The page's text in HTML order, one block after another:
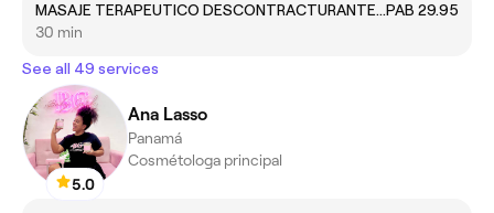
MASAJE TERAPEUTICO DESCONTRACTURANTE UNISEXPAB 29.95
30 min
See all 49 services
5.0
Ana Lasso
Panamá
Cosmétologa principal